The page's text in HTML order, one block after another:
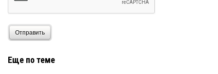
Отправить
Еще по теме